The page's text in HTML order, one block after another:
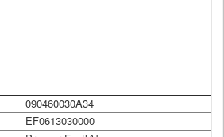
090460030A34
EF0613030000